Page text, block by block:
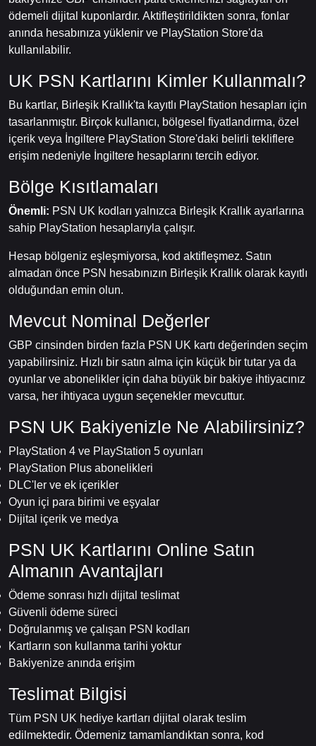
ödemeli dijital kuponlardır. Aktifleştirildikten sonra, fonlar
anında hesabınıza yüklenir ve PlayStation Store'da
kullanılabilir.
UK PSN Kartlarını Kimler Kullanmalı?
Bu kartlar, Birleşik Krallık'ta kayıtlı PlayStation hesapları için
tasarlanmıştır. Birçok kullanıcı, bölgesel fiyatlandırma, özel
içerik veya İngiltere PlayStation Store'daki belirli tekliflere
erişim nedeniyle İngiltere hesaplarını tercih ediyor.
Bölge Kısıtlamaları
Önemli: PSN UK kodları yalnızca Birleşik Krallık ayarlarına
sahip PlayStation hesaplarıyla çalışır.
Hesap bölgeniz eşleşmiyorsa, kod aktifleşmez. Satın
almadan önce PSN hesabınızın Birleşik Krallık olarak kayıtlı
olduğundan emin olun.
Mevcut Nominal Değerler
GBP cinsinden birden fazla PSN UK kartı değerinden seçim
yapabilirsiniz. Hızlı bir satın alma için küçük bir tutar ya da
oyunlar ve abonelikler için daha büyük bir bakiye ihtiyacınız
varsa, her ihtiyaca uygun seçenekler mevcuttur.
PSN UK Bakiyenizle Ne Alabilirsiniz?
PlayStation 4 ve PlayStation 5 oyunları
PlayStation Plus abonelikleri
DLC'ler ve ek içerikler
Oyun içi para birimi ve eşyalar
Dijital içerik ve medya
PSN UK Kartlarını Online Satın
Almanın Avantajları
Ödeme sonrası hızlı dijital teslimat
Güvenli ödeme süreci
Doğrulanmış ve çalışan PSN kodları
Kartların son kullanma tarihi yoktur
Bakiyenize anında erişim
Teslimat Bilgisi
Tüm PSN UK hediye kartları dijital olarak teslim
edilmektedir. Ödemeniz tamamlandıktan sonra, kod